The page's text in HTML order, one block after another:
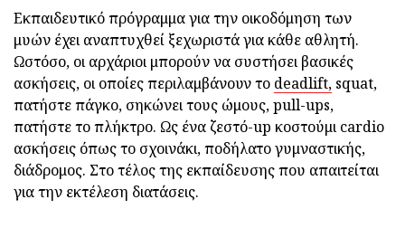
Εκπαιδευτικό πρόγραμμα για την οικοδόμηση των
μυών έχει αναπτυχθεί ξεχωριστά για κάθε αθλητή.
Ωστόσο, οι αρχάριοι μπορούν να συστήσει βασικές
ασκήσεις, οι οποίες περιλαμβάνουν το deadlift, squat,
πατήστε πάγκο, σηκώνει τους ώμους, pull-ups,
πατήστε το πλήκτρο. Ως ένα ζεστό-up κοστούμι cardio
ασκήσεις όπως το σχοινάκι, ποδήλατο γυμναστικής,
διάδρομος. Στο τέλος της εκπαίδευσης που απαιτείται
για την εκτέλεση διατάσεις.